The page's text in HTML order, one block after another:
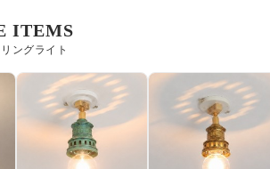
ングライト
ITEMS